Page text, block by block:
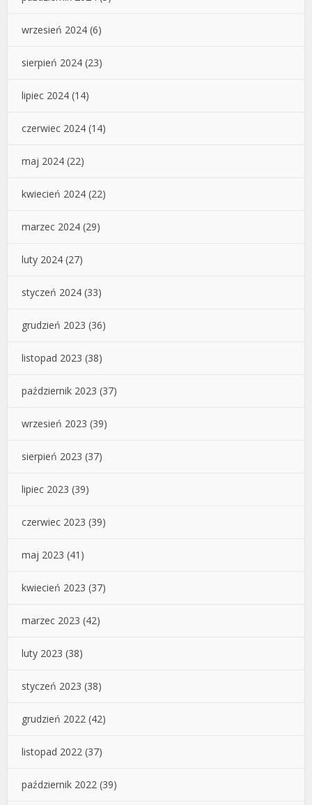
wrzesień 2024 (6)
sierpień 2024 (23)
lipiec 2024 (14)
czerwiec 2024 (14)
maj 2024 (22)
kwiecień 2024 (22)
marzec 2024 (29)
luty 2024 (27)
styczeń 2024 (33)
grudzień 2023 (36)
listopad 2023 (38)
październik 2023 (37)
wrzesień 2023 (39)
sierpień 2023 (37)
lipiec 2023 (39)
czerwiec 2023 (39)
maj 2023 (41)
kwiecień 2023 (37)
marzec 2023 (42)
luty 2023 (38)
styczeń 2023 (38)
grudzień 2022 (42)
listopad 2022 (37)
październik 2022 (39)